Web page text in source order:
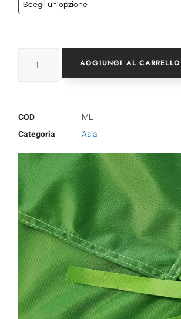
AGGIUNGI AL CARRELLO
COD
ML
Categoria
Asia